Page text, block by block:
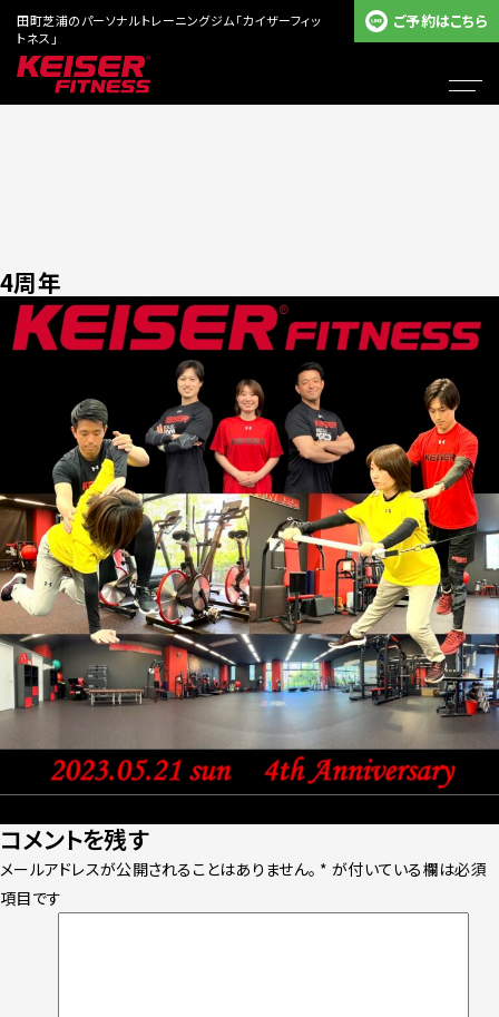
田町芝浦のパーソナルトレーニングジム「カイザーフィッ
トネス」
ご予約はこちら
4周年
on
size
コメントを残す
メールアドレスが公開されることはありません。 * が付いている欄は必須
項目です